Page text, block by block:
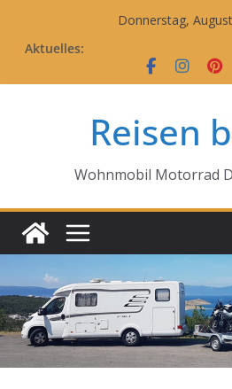
Donnerstag,
Aktuelles:
Reisen
Wohnmobil Motorrad